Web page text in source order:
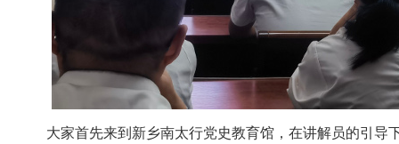
大家首先来到新乡南太行党史教育馆，在讲解员的引导